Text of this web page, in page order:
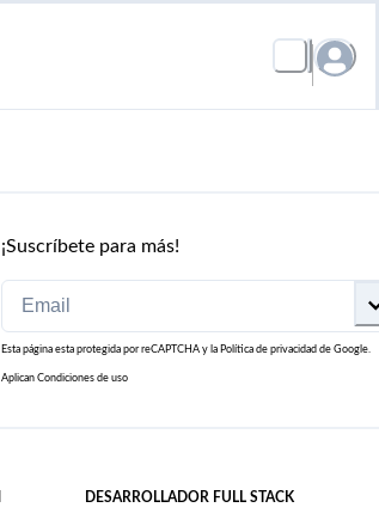
¡Suscríbete para más!
Esta página esta protegida por reCAPTCHA y la Política de privacidad de Google.
Aplican Condiciones de uso
DESARROLLADOR FULL STACK